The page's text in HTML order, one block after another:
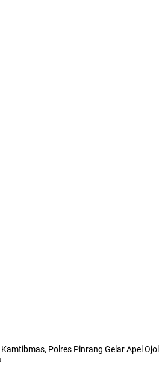
‎Polres Pinrang Gelar Apel Ojol